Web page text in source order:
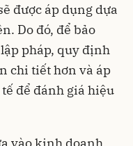
được áp dụng dựa
Do đó, để bảo
pháp, quy định
chi tiết hơn và áp
để đánh giá hiệu